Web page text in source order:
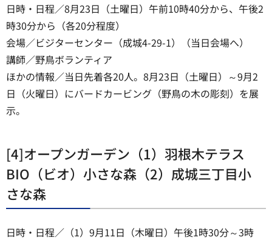
日時・日程／8月23日（土曜日）午前10時40分から、午後2
時30分から（各20分程度）
会場／ビジターセンター（成城4-29-1）（当日会場へ）
講師／野鳥ボランティア
ほかの情報／当日先着各20人。8月23日（土曜日）～9月2
日（火曜日）にバードカービング（野鳥の木の彫刻）を展
示。
[4]オープンガーデン（1）羽根木テラス
BIO（ビオ）小さな森（2）成城三丁目小
さな森
日時・日程／（1）9月11日（木曜日）午後1時30分～3時